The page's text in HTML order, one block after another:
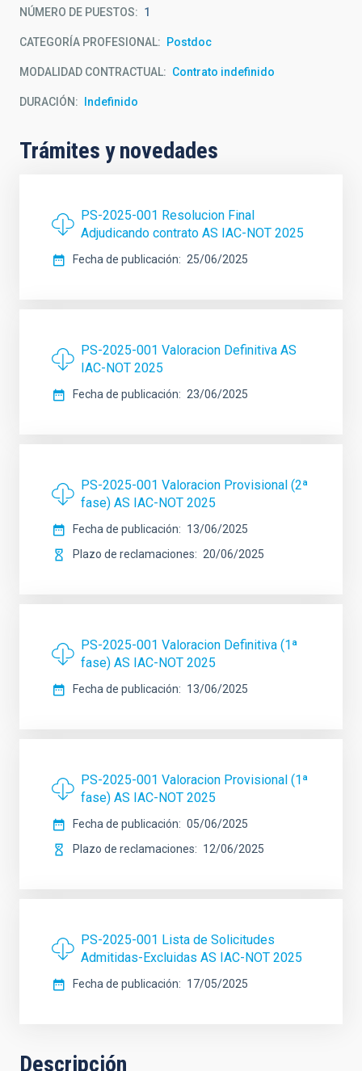
NÚMERO DE PUESTOS 1
CATEGORÍA PROFESIONAL Postdoc
MODALIDAD CONTRACTUAL Contrato indefinido
DURACIÓN Indefinido
Trámites y novedades
PS-2025-001 Resolucion Final
Adjudicando contrato AS IAC-NOT 2025
Fecha de publicación 25/06/2025
PS-2025-001 Valoracion Definitiva AS
IAC-NOT 2025
Fecha de publicación 23/06/2025
PS-2025-001 Valoracion Provisional (2ª
fase) AS IAC-NOT 2025
Fecha de publicación
13/06/2025
Plazo de reclamaciones
20/06/2025
PS-2025-001 Valoracion Definitiva (1ª
fase) AS IAC-NOT 2025
Fecha de publicación 13/06/2025
PS-2025-001 Valoracion Provisional (1ª
fase) AS IAC-NOT 2025
Fecha de publicación
05/06/2025
Plazo de reclamaciones
12/06/2025
PS-2025-001 Lista de Solicitudes
Admitidas-Excluidas AS IAC-NOT 2025
Fecha de publicación 17/05/2025
Descripción